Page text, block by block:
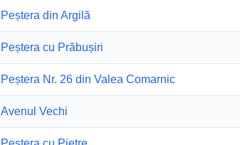
Peștera din Argilă
Peștera cu Prăbușiri
Peștera Nr. 26 din Valea Comarnic
Avenul Vechi